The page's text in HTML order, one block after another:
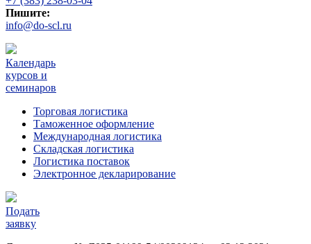
Пишите:
info@do-scl.ru
Календарь
курсов и
семинаров
Торговая логистика
Таможенное оформление
Международная логистика
Складская логистика
Логистика поставок
Электронное декларирование
Подать
заявку